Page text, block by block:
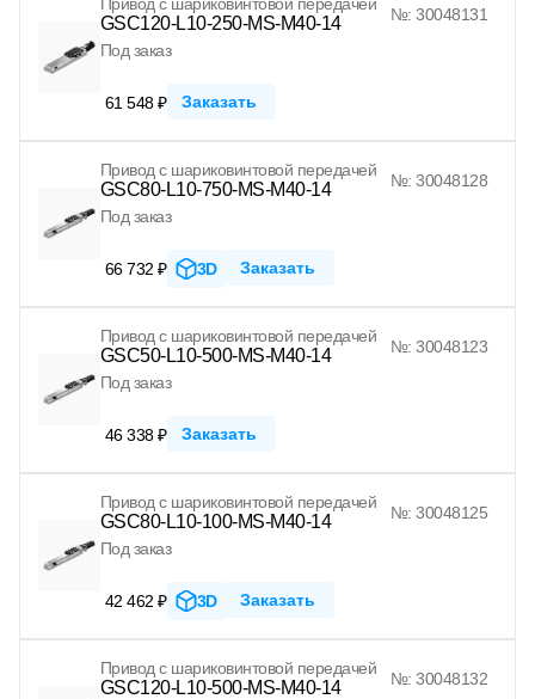
GSC120-L10-250-MS-M40-14
№: 30048131
Под заказ
61 548 ₽ Заказать
Привод с шариковинтовой передачей
GSC80-L10-750-MS-M40-14
№: 30048128
Под заказ
66 732 ₽ 3D Заказать
Привод с шариковинтовой передачей
GSC50-L10-500-MS-M40-14
№: 30048123
Под заказ
46 338 ₽ Заказать
Привод с шариковинтовой передачей
GSC80-L10-100-MS-M40-14
№: 30048125
Под заказ
42 462 ₽ 3D Заказать
Привод с шариковинтовой передачей
GSC120-L10-500-MS-M40-14
№: 30048132